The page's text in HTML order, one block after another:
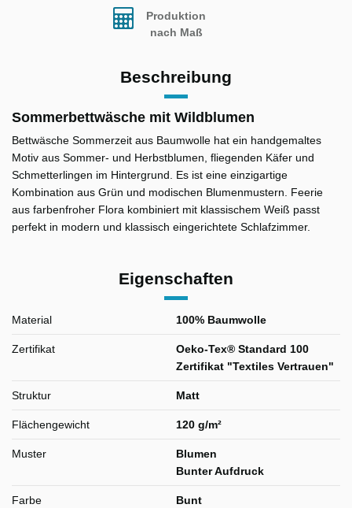
Produktion
nach Maß
Beschreibung
Sommerbettwäsche mit Wildblumen
Bettwäsche Sommerzeit aus Baumwolle hat ein handgemaltes
Motiv aus Sommer- und Herbstblumen, fliegenden Käfer und
Schmetterlingen im Hintergrund. Es ist eine einzigartige
Kombination aus Grün und modischen Blumenmustern. Feerie
aus farbenfroher Flora kombiniert mit klassischem Weiß passt
perfekt in modern und klassisch eingerichtete Schlafzimmer.
Eigenschaften
Material 100% Baumwolle
Zertifikat
Oeko-Tex® Standard 100
Zertifikat "Textiles Vertrauen"
Struktur Matt
Flächengewicht 120 g/m²
Muster
Blumen
Bunter Aufdruck
Farbe Bunt